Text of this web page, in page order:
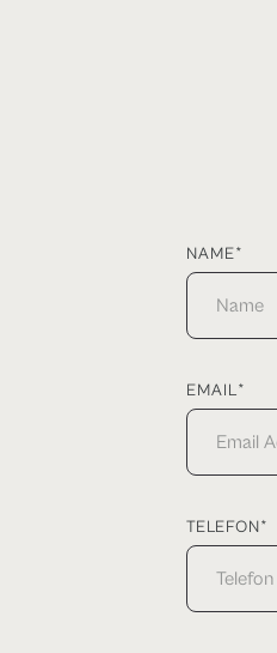
NAME*
EMAIL*
TELEFON*